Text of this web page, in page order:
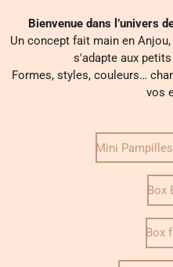
Bienvenue dans l’univers
Un concept fait main en
s'adapte aux
Formes, styles, couleurs…
vos
Mini
Box
Box